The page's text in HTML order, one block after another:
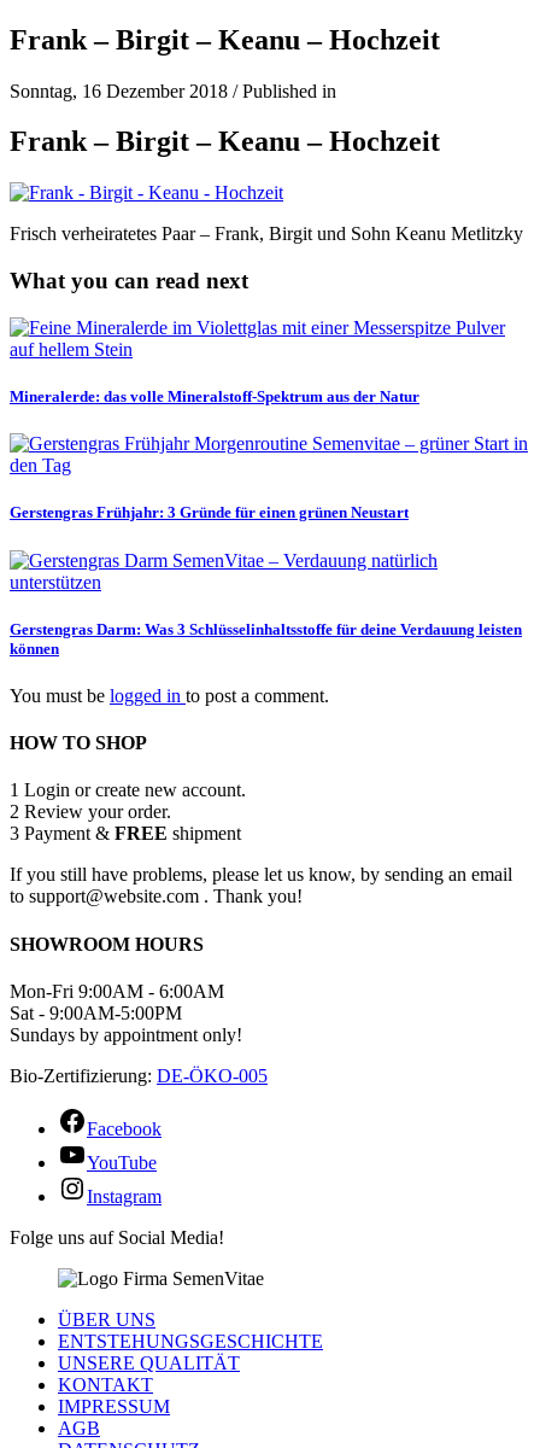
Frank – Birgit – Keanu – Hochzeit
Sonntag, 16 Dezember 2018 /Published in
Frank – Birgit – Keanu – Hochzeit
Frisch verheiratetes Paar – Frank, Birgit und Sohn Keanu Metlitzky
What you can read next
Mineralerde: das volle Mineralstoff-Spektrum aus der Natur
Gerstengras Frühjahr: 3 Gründe für einen grünen Neustart
Gerstengras Darm: Was 3 Schlüsselinhaltsstoffe für deine Verdauung leisten
können
You must be logged in to post a comment.
HOW TO SHOP
1 Login or create new account.
2 Review your order.
3 Payment & FREE shipment
If you still have problems, please let us know, by sending an email
to support@website.com . Thank you!
SHOWROOM HOURS
Mon-Fri 9:00AM - 6:00AM
Sat - 9:00AM-5:00PM
Sundays by appointment only!
Bio-Zertifizierung: DE-ÖKO-005
Facebook
YouTube
Instagram
Folge uns auf Social Media!
ÜBER UNS
ENTSTEHUNGSGESCHICHTE
UNSERE QUALITÄT
KONTAKT
IMPRESSUM
AGB